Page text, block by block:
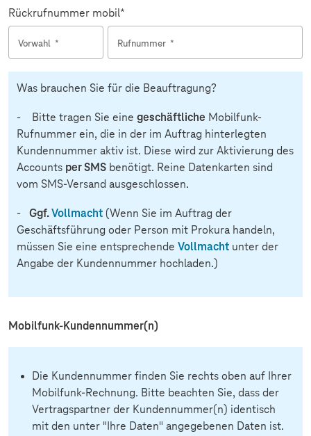
Rückrufnummer mobil*
Vorwahl * Rufnummer *
Was brauchen Sie für die Beauftragung?
- Bitte tragen Sie eine geschäftliche Mobilfunk-
Rufnummer ein, die in der im Auftrag hinterlegten
Kundennummer aktiv ist. Diese wird zur Aktivierung des
Accounts per SMS benötigt. Reine Datenkarten sind
vom SMS-Versand ausgeschlossen.
- Ggf.Vollmacht (Wenn Sie im Auftrag der
Geschäftsführung oder Person mit Prokura handeln,
müssen Sie eine entsprechende Vollmacht unter der
Angabe der Kundennummer hochladen.)
Mobilfunk-Kundennummer(n)
Die Kundennummer finden Sie rechts oben auf Ihrer
Mobilfunk-Rechnung. Bitte beachten Sie, dass der
Vertragspartner der Kundennummer(n) identisch
mit den unter "Ihre Daten" angegebenen Daten ist.